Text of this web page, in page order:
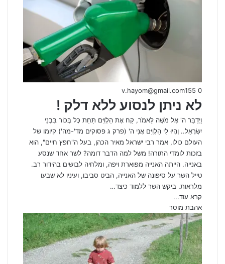
v.hayom@gmail.com 0
לא ניתן לנסוע ללא דלק !
וַיְדַבֵּר ה' אֶל מֹשֶׁה לֵּאמֹר, קַח אֶת הַלְוִיִּם תַּחַת כָּל בְּכוֹר בִּבְנֵי
יִשְׂרָאֵל.. וְהָיוּ לִי הַלְוִיִּם אֲנִי ה' (פרק ג פסוקים מד'-מה') קיומו של
העולם כולו, אמר רבי ישראל מאיר הכהן, בעל ה"חפץ חיים", הוא
בזכות לומדי התורה! משל למה הדבר דומה? לשר אחד שנסע
באנייה. הייתה האנייה מפוארת ויפה, ומלחיה לבושים בהידור רב.
טייל השר על סיפונה של האנייה, הביט סביבו, ועיניו לא שבעו
מלראות. ביקש השר ללמוד כיצד…
קרא עוד...
אהבת מוסר